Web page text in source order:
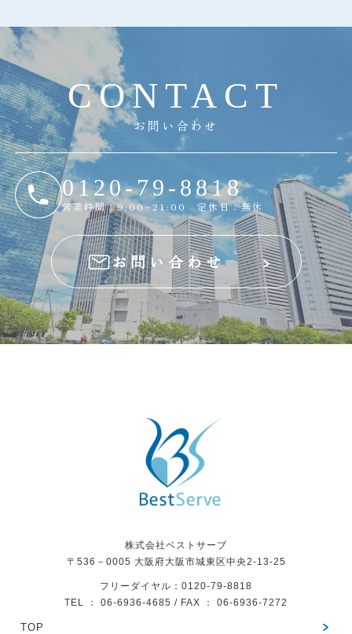
CONTA C T
お問い合わせ
0120-79-8818
営業時間：9:00~21:00 定休日：無休
お問い合わせ
株式会社ベストサーブ
〒536－0005 大阪府大阪市城東区中央2-13-25
フリーダイヤル：0120-79-8818
TEL ： 06-6936-4685 / FAX ： 06-6936-7272
TOP